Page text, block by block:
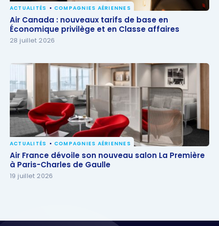
Air Canada : nouveaux tarifs de base en
Économique privilège et en Classe affaires
ACTUALITÉS COMPAGNIES AÉRIENNES
Air Canada : nouveaux tarifs de base en
Économique privilège et en Classe affaires
28 juillet 2026
Air France dévoile son nouveau salon La Première à
Paris-Charles de Gaulle
ACTUALITÉS COMPAGNIES AÉRIENNES
Air France dévoile son nouveau salon La Première
à Paris-Charles de Gaulle
19 juillet 2026